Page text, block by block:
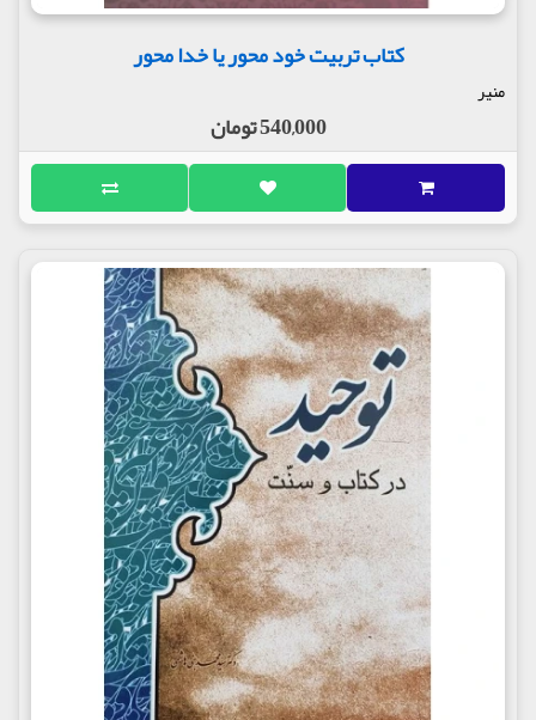
کتاب تربیت خود محور یا خدا محور
منیر
540,000 تومان